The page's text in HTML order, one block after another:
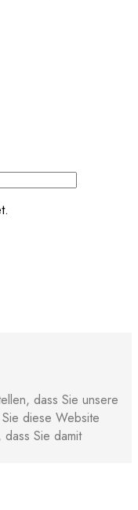
dass Sie unsere
diese Website
Sie damit